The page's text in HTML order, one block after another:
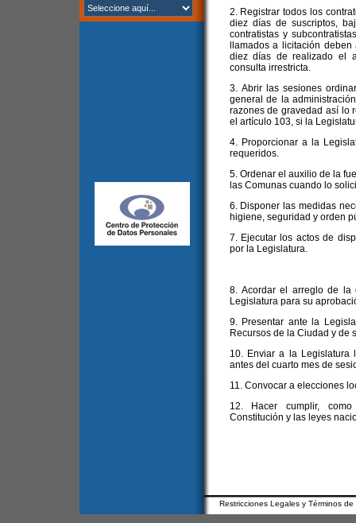
2. Registrar todos los
diez días de suscriptos,
contratistas y
llamados a licitación
diez días de realizado el
consulta irrestricta.
3. Abrir las sesiones
general de la
razones de gravedad así lo
el artículo 103, si la
4. Proporcionar a la
requeridos.
5. Ordenar el auxilio de la
las Comunas cuando lo
6. Disponer las medidas
higiene, seguridad y orden
7. Ejecutar los actos de
por la Legislatura.
8. Acordar el arreglo de
Legislatura para su
9. Presentar ante la
Recursos de la Ciudad y de
10. Enviar a la Legislatura
antes del cuarto mes de
11. Convocar a elecciones
12. Hacer cumplir,
Constitución y las leyes
Restricciones Legales y Términos de